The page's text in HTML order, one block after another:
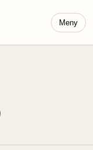
Meny